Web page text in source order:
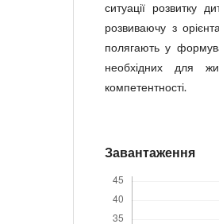
ситуації розвитку
розвиваючу з
полягають у
необхідних для
компетентності.
Завантаження